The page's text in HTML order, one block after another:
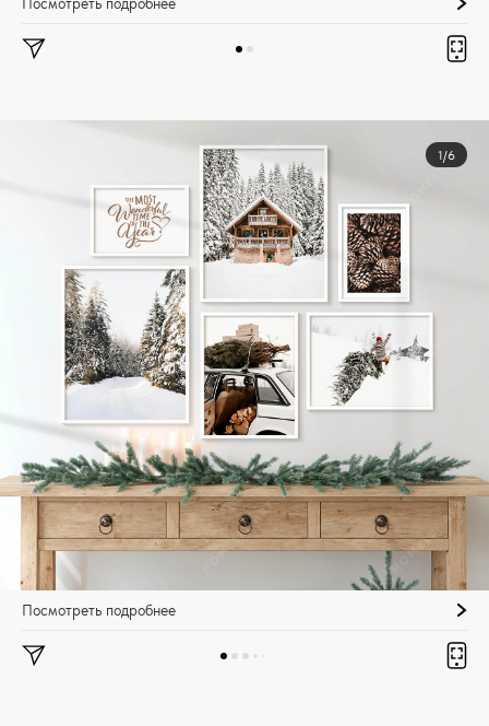
1/6
Посмотреть подробнее